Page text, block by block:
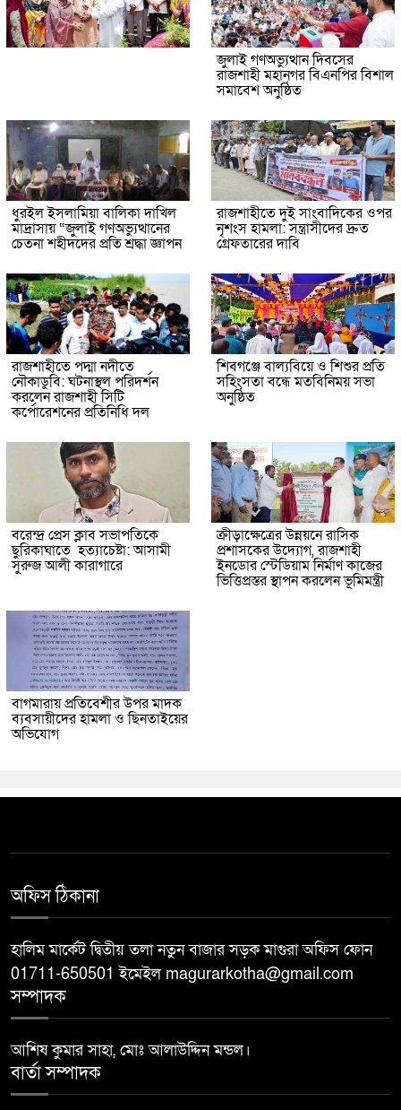
জুলাই গণঅভ্যুত্থান দিবসের
রাজশাহী মহানগর বিএনপির বিশাল
সমাবেশ অনুষ্ঠিত
ধুরইল ইসলামিয়া বালিকা দাখিল
মাদ্রাসায় “জুলাই গণঅভ্যুত্থানের
চেতনা শহীদদের প্রতি শ্রদ্ধা জ্ঞাপন
রাজশাহীতে দুই সাংবাদিকের ওপর
নৃশংস হামলা: সন্ত্রাসীদের দ্রুত
গ্রেফতারের দাবি
রাজশাহীতে পদ্মা নদীতে
নৌকাডুবি: ঘটনাস্থল পরিদর্শন
করলেন রাজশাহী সিটি
কর্পোরেশনের প্রতিনিধি দল
শিবগঞ্জে বাল্যবিয়ে ও শিশুর প্রতি
সহিংসতা বন্ধে মতবিনিময় সভা
অনুষ্ঠিত
বরেন্দ্র প্রেস ক্লাব সভাপতিকে
ছুরিকাঘাতে হত্যাচেষ্টা: আসামী
সুরুজ আলী কারাগারে
ক্রীড়াক্ষেত্রের উন্নয়নে রাসিক
প্রশাসকের উদ্যোগ, রাজশাহী
ইনডোর স্টেডিয়াম নির্মাণ কাজের
ভিত্তিপ্রস্তর স্থাপন করলেন ভূমিমন্ত্রী
বাগমারায় প্রতিবেশীর উপর মাদক
ব্যবসায়ীদের হামলা ও ছিনতাইয়ের
অভিযোগ
অফিস ঠিকানা
হালিম মার্কেট দ্বিতীয় তলা নতুন বাজার সড়ক মাগুরা অফিস ফোন
01711-650501 ইমেইল magurarkotha@gmail.com
সম্পাদক
আশিষ কুমার সাহা, মোঃ আলাউদ্দিন মন্ডল।
বার্তা সম্পাদক